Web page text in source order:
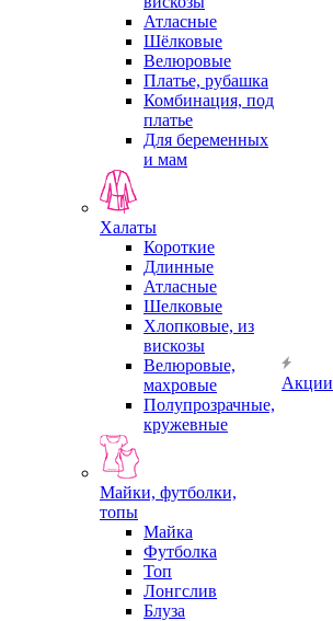
Атласные
Шёлковые
Велюровые
Платье, рубашка
Комбинация, под
платье
Для беременных
и мам
Халаты
Короткие
Длинные
Атласные
Шелковые
Хлопковые, из
вискозы
Велюровые,
махровые
Полупрозрачные,
кружевные
Майки, футболки,
топы
Майка
Футболка
Топ
Лонгслив
Блуза
Акции